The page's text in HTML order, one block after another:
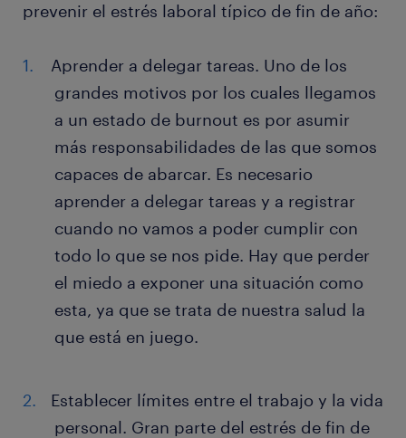
prevenir el estrés laboral típico de fin de año:
Aprender a delegar tareas. Uno de los
grandes motivos por los cuales llegamos
a un estado de burnout es por asumir
más responsabilidades de las que somos
capaces de abarcar. Es necesario
aprender a delegar tareas y a registrar
cuando no vamos a poder cumplir con
todo lo que se nos pide. Hay que perder
el miedo a exponer una situación como
esta, ya que se trata de nuestra salud la
que está en juego.
Establecer límites entre el trabajo y la vida
personal. Gran parte del estrés de fin de